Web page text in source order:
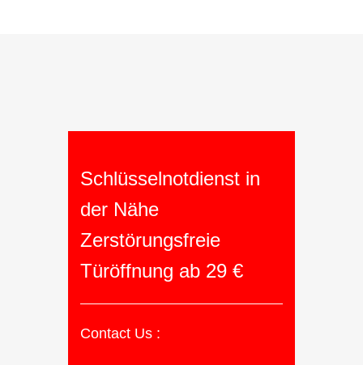
Schlüsselnotdienst in
der Nähe
Zerstörungsfreie
Türöffnung ab 29 €
Contact Us :